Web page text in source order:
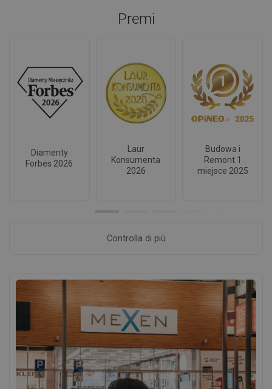
Premi
Diamenty
Forbes 2026
Laur
Konsumenta
2026
Budowa i
Remont 1
miejsce 2025
Controlla di più